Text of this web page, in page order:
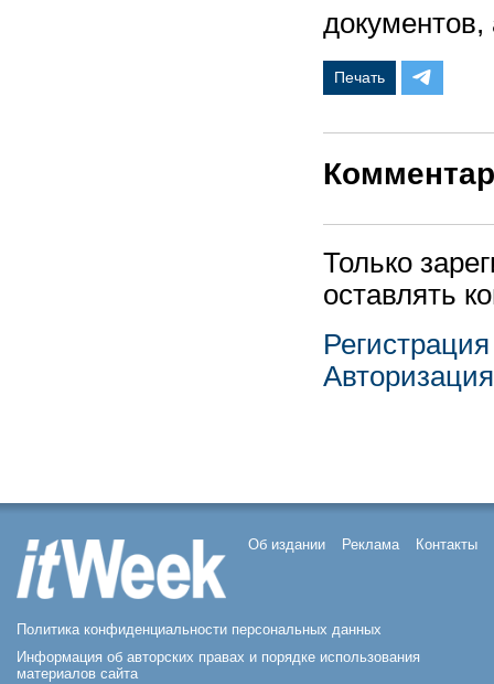
Печать
Только
оставлять
Регистрация
Авторизация
Об издании Реклама Контакты
Политика конфиденциальности персональных данных
Информация об авторских правах и порядке использования
материалов сайта